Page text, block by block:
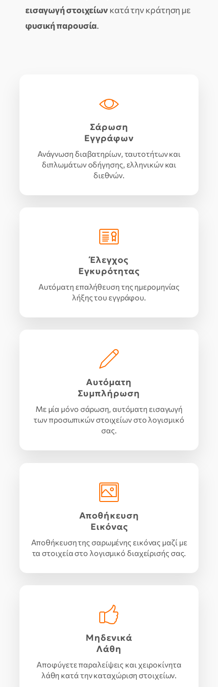
εισαγωγή στοιχείωνκατά την κράτηση με
φυσική παρουσία.
Σάρωση
Εγγράφων
Ανάγνωση διαβατηρίων, ταυτοτήτων και
διπλωμάτων οδήγησης, ελληνικών και
διεθνών.
Έλεγχος
Εγκυρότητας
Αυτόματη επαλήθευση της ημερομηνίας
λήξης του εγγράφου.
Αυτόματη
Συμπλήρωση
Με μία μόνο σάρωση, αυτόματη εισαγωγή
των προσωπικών στοιχείων στο λογισμικό
σας.
Αποθήκευση
Εικόνας
Αποθήκευση της σαρωμένης εικόνας μαζί με
τα στοιχεία στο λογισμικό διαχείρισής σας.
Μηδενικά
Λάθη
Αποφύγετε παραλείψεις και χειροκίνητα
λάθη κατά την καταχώριση στοιχείων.